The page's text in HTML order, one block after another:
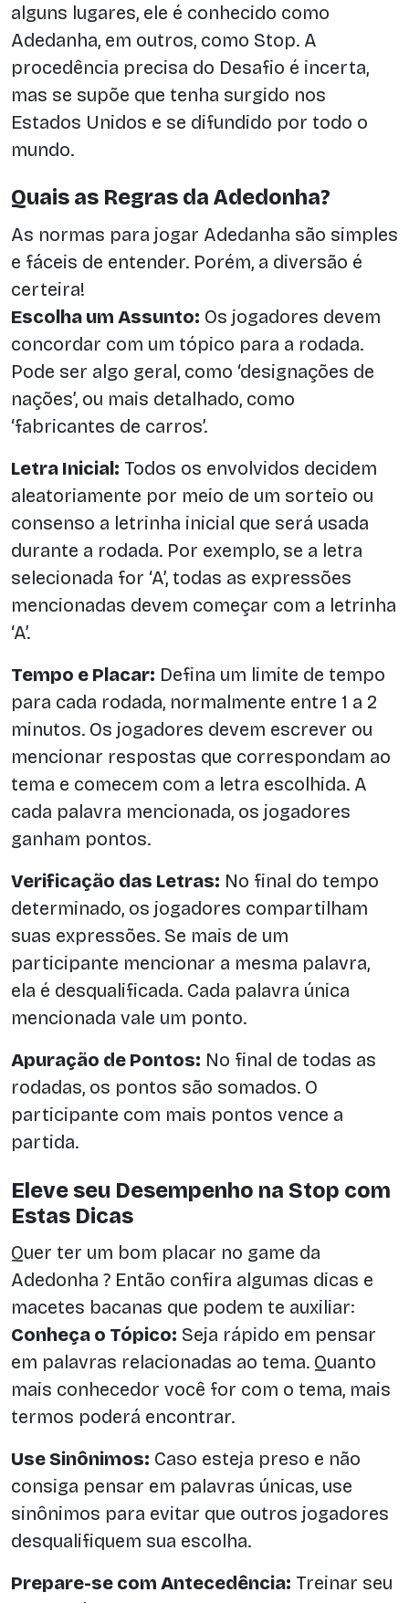
alguns lugares, ele é conhecido como
Adedanha, em outros, como Stop. A
procedência precisa do Desafio é incerta,
mas se supõe que tenha surgido nos
Estados Unidos e se difundido por todo o
mundo.
Quais as Regras da Adedonha?
As normas para jogar Adedanha são simples
e fáceis de entender. Porém, a diversão é
certeira!
Escolha um Assunto: Os jogadores devem
concordar com um tópico para a rodada.
Pode ser algo geral, como ‘designações de
nações’, ou mais detalhado, como
‘fabricantes de carros’.
Letra Inicial: Todos os envolvidos decidem
aleatoriamente por meio de um sorteio ou
consenso a letrinha inicial que será usada
durante a rodada. Por exemplo, se a letra
selecionada for ‘A’, todas as expressões
mencionadas devem começar com a letrinha
‘A’.
Tempo e Placar: Defina um limite de tempo
para cada rodada, normalmente entre 1 a 2
minutos. Os jogadores devem escrever ou
mencionar respostas que correspondam ao
tema e comecem com a letra escolhida. A
cada palavra mencionada, os jogadores
ganham pontos.
Verificação das Letras: No final do tempo
determinado, os jogadores compartilham
suas expressões. Se mais de um
participante mencionar a mesma palavra,
ela é desqualificada. Cada palavra única
mencionada vale um ponto.
Apuração de Pontos: No final de todas as
rodadas, os pontos são somados. O
participante com mais pontos vence a
partida.
Eleve seu Desempenho na Stop com
Estas Dicas
Quer ter um bom placar no game da
Adedonha ? Então confira algumas dicas e
macetes bacanas que podem te auxiliar:
Conheça o Tópico: Seja rápido em pensar
em palavras relacionadas ao tema. Quanto
mais conhecedor você for com o tema, mais
termos poderá encontrar.
Use Sinônimos: Caso esteja preso e não
consiga pensar em palavras únicas, use
sinônimos para evitar que outros jogadores
desqualifiquem sua escolha.
Prepare-se com Antecedência: Treinar seu